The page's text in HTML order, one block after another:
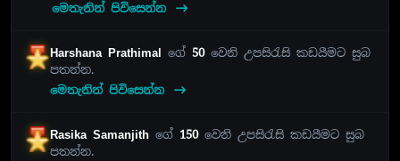
මෙතැනින් පිවිසෙන්න
Harshana Prathimal ගේ 50වෙනි උපසිරැසි කඩයීමට සුබ
පතන්න.
මෙතැනින් පිවිසෙන්න
Rasika Samanjithගේ 150වෙනි උපසිරැසි කඩයීමට සුබ
පතන්න.